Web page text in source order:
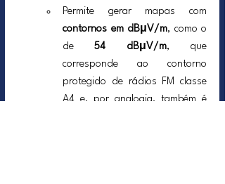
contornos em dBμV/m, como o
de 54 dBμV/m, que
corresponde ao contorno
protegido de rádios FM classe
A4 e, por analogia, também é